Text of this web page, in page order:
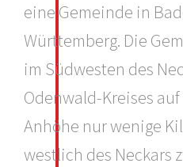
eine Gemeinde in
Württemberg. Die
im Südwesten des
Odenwald-Kreises
Anhöhe nur wenige
westlich des Neckars